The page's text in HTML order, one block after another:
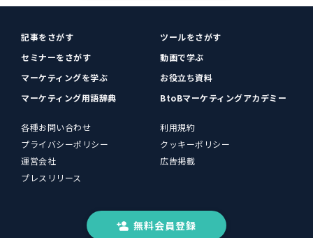
記事をさがす
ツールをさがす
セミナーをさがす
動画で学ぶ
マーケティングを学ぶ
お役立ち資料
マーケティング用語辞典
BtoBマーケティングアカデミー
各種お問い合わせ
利用規約
プライバシーポリシー
クッキーポリシー
運営会社
広告掲載
プレスリリース
無料会員登録